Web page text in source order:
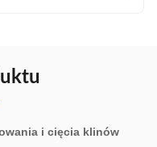
i cięcia klinów